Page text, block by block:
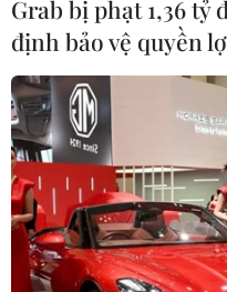
Grab bị phạt 1,36 tỷ
định bảo vệ quyền